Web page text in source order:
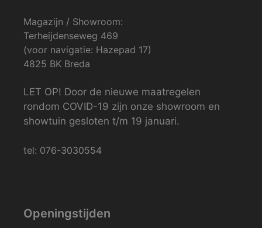
Magazijn / Showroom:
Terheijdenseweg 469
(voor navigatie: Hazepad 17)
4825 BK Breda
LET OP! Door de nieuwe maatregelen
rondom COVID-19 zijn onze showroom en
showtuin gesloten t/m 19 januari.
tel: 076-3030554
Openingstijden